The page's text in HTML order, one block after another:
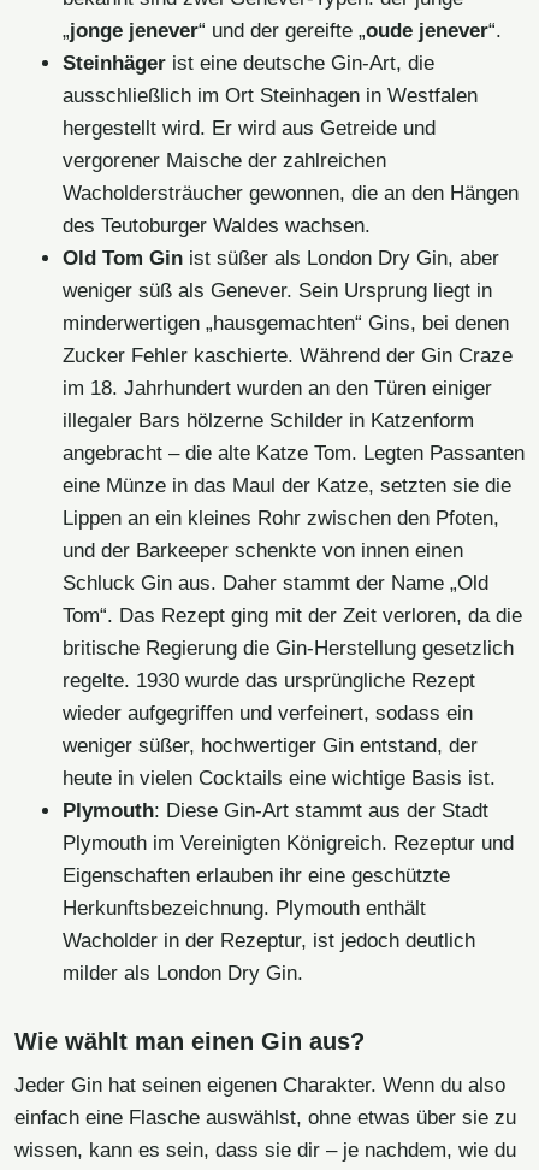
„jonge jenever“ und der gereifte „oude jenever“.
Steinhäger ist eine deutsche Gin-Art, die
ausschließlich im Ort Steinhagen in Westfalen
hergestellt wird. Er wird aus Getreide und
vergorener Maische der zahlreichen
Wacholdersträucher gewonnen, die an den Hängen
des Teutoburger Waldes wachsen.
Old Tom Gin ist süßer als London Dry Gin, aber
weniger süß als Genever. Sein Ursprung liegt in
minderwertigen „hausgemachten“ Gins, bei denen
Zucker Fehler kaschierte. Während der Gin Craze
im 18. Jahrhundert wurden an den Türen einiger
illegaler Bars hölzerne Schilder in Katzenform
angebracht – die alte Katze Tom. Legten Passanten
eine Münze in das Maul der Katze, setzten sie die
Lippen an ein kleines Rohr zwischen den Pfoten,
und der Barkeeper schenkte von innen einen
Schluck Gin aus. Daher stammt der Name „Old
Tom“. Das Rezept ging mit der Zeit verloren, da die
britische Regierung die Gin-Herstellung gesetzlich
regelte. 1930 wurde das ursprüngliche Rezept
wieder aufgegriffen und verfeinert, sodass ein
weniger süßer, hochwertiger Gin entstand, der
heute in vielen Cocktails eine wichtige Basis ist.
Plymouth: Diese Gin-Art stammt aus der Stadt
Plymouth im Vereinigten Königreich. Rezeptur und
Eigenschaften erlauben ihr eine geschützte
Herkunftsbezeichnung. Plymouth enthält
Wacholder in der Rezeptur, ist jedoch deutlich
milder als London Dry Gin.
Wie wählt man einen Gin aus?
Jeder Gin hat seinen eigenen Charakter. Wenn du also
einfach eine Flasche auswählst, ohne etwas über sie zu
wissen, kann es sein, dass sie dir – je nachdem, wie du